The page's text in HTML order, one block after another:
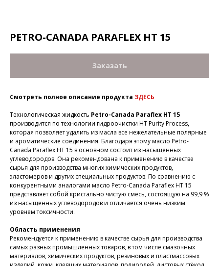
PETRO-CANADA PARAFLEX HT 15
Заказать
Смотреть полное описание продукта ЗДЕСЬ
Технологическая жидкость Petro-Canada Paraflex HT 15
производится по технологии гидроочистки HT Purity Process,
которая позволяет удалить из масла все нежелательные полярные
и ароматические соединения. Благодаря этому масло Petro-
Canada Paraflex HT 15 в основном состоит из насыщенных
углеводородов. Она рекомендована к применению в качестве
сырья для производства многих химических продуктов,
эластомеров и других специальных продуктов. По сравнению с
конкурентными аналогами масло Petro-Canada Paraflex HT 15
представляет собой кристально чистую смесь, состоящую на 99,9 %
из насыщенных углеводородов и отличается очень низким
уровнем токсичности.
Область применения
Рекомендуется к применению в качестве сырья для производства
самых разных промышленных товаров, в том числе смазочных
материалов, химических продуктов, резиновых и пластмассовых